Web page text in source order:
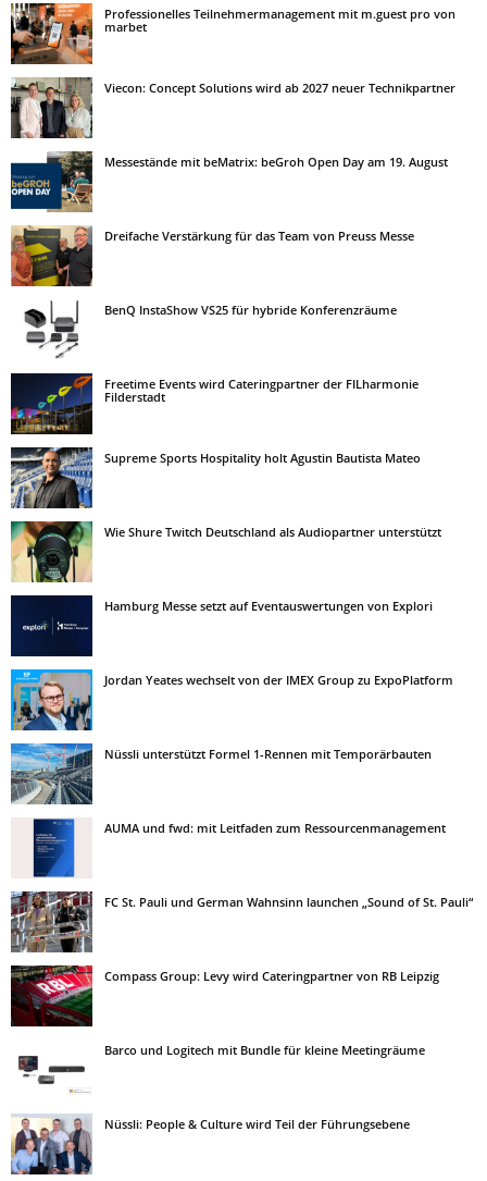
Professionelles Teilnehmermanagement mit m.guest pro von
marbet
Viecon: Concept Solutions wird ab 2027 neuer Technikpartner
Messestände mit beMatrix: beGroh Open Day am 19. August
Dreifache Verstärkung für das Team von Preuss Messe
BenQ InstaShow VS25 für hybride Konferenzräume
Freetime Events wird Cateringpartner der FILharmonie
Filderstadt
Supreme Sports Hospitality holt Agustin Bautista Mateo
Wie Shure Twitch Deutschland als Audiopartner unterstützt
Hamburg Messe setzt auf Eventauswertungen von Explori
Jordan Yeates wechselt von der IMEX Group zu ExpoPlatform
Nüssli unterstützt Formel 1-Rennen mit Temporärbauten
AUMA und fwd: mit Leitfaden zum Ressourcenmanagement
FC St. Pauli und German Wahnsinn launchen „Sound of St. Pauli“
Compass Group: Levy wird Cateringpartner von RB Leipzig
Barco und Logitech mit Bundle für kleine Meetingräume
Nüssli: People & Culture wird Teil der Führungsebene